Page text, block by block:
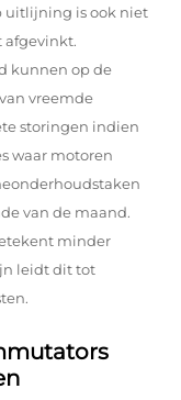
uitlijning is ook niet
afgevinkt.
kunnen op de
vreemde
storingen indien
waar motoren
van de maand.
minder
leidt dit tot